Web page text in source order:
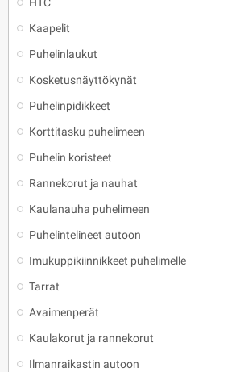
Kaapelit
Puhelinlaukut
Kosketusnäyttökynät
Puhelinpidikkeet
Korttitasku puhelimeen
Puhelin koristeet
Rannekorut ja nauhat
Kaulanauha puhelimeen
Puhelintelineet autoon
Imukuppikiinnikkeet puhelimelle
Tarrat
Avaimenperät
Kaulakorut ja rannekorut
Ilmanraikastin autoon